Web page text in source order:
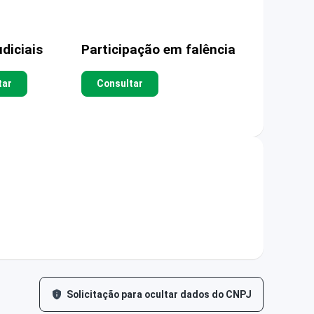
Participação em falência
Consultar
Solicitação para ocultar dados do CNPJ